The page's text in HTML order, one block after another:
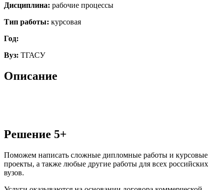
Дисциплина: рабочие процессы
Тип работы: курсовая
Год:
Вуз: ТГАСУ
Описание
Решение 5+
Поможем написать сложные дипломные работы и курсовые
проекты, а также любые другие работы для всех российских
вузов.